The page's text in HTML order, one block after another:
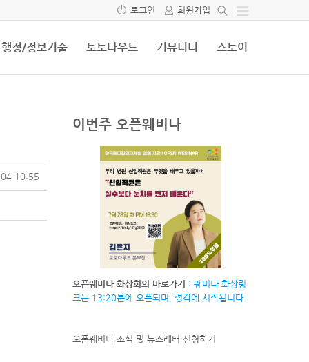
로그인 회원가입
행정/정보기술 토토다우드 커뮤니티 스토어
10:55
이번주 오픈웨비나
오픈웨비나 화상회의 바로가기
: 웨비나 화상링
크는 13:20분에 오픈되며, 정각에 시작됩니다.
오픈웨비나 소식 및 뉴스레터 신청하기